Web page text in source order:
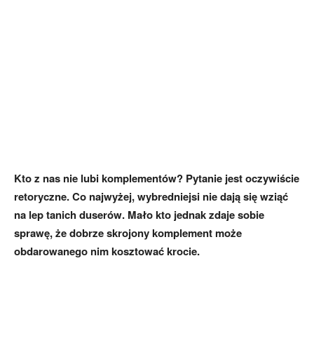
Kto z nas nie lubi komplementów? Pytanie jest oczywiście
retoryczne. Co najwyżej, wybredniejsi nie dają się wziąć
na lep tanich duserów. Mało kto jednak zdaje sobie
sprawę, że dobrze skrojony komplement może
obdarowanego nim kosztować krocie.